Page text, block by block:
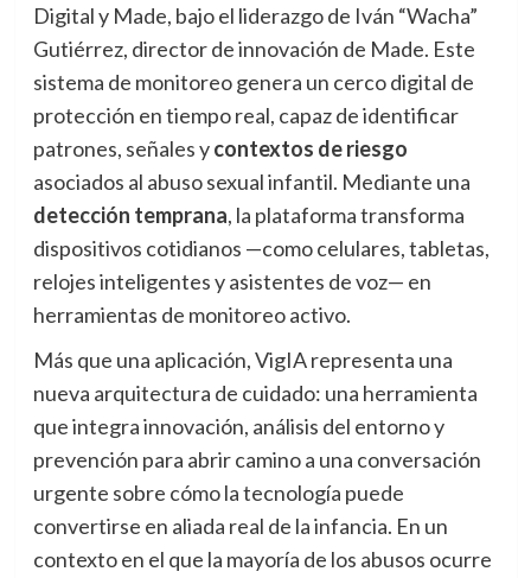
Digital y Made, bajo el liderazgo de Iván “Wacha”
Gutiérrez, director de innovación de Made. Este
sistema de monitoreo genera un cerco digital de
protección en tiempo real, capaz de identificar
patrones, señales ycontextos de riesgo
asociados al abuso sexual infantil. Mediante una
detección temprana, la plataforma transforma
dispositivos cotidianos —como celulares, tabletas,
relojes inteligentes y asistentes de voz— en
herramientas de monitoreo activo.
Más que una aplicación, VigIA representa una
nueva arquitectura de cuidado: una herramienta
que integra innovación, análisis del entorno y
prevención para abrir camino a una conversación
urgente sobre cómo la tecnología puede
convertirse en aliada real de la infancia. En un
contexto en el que la mayoría de los abusos ocurre